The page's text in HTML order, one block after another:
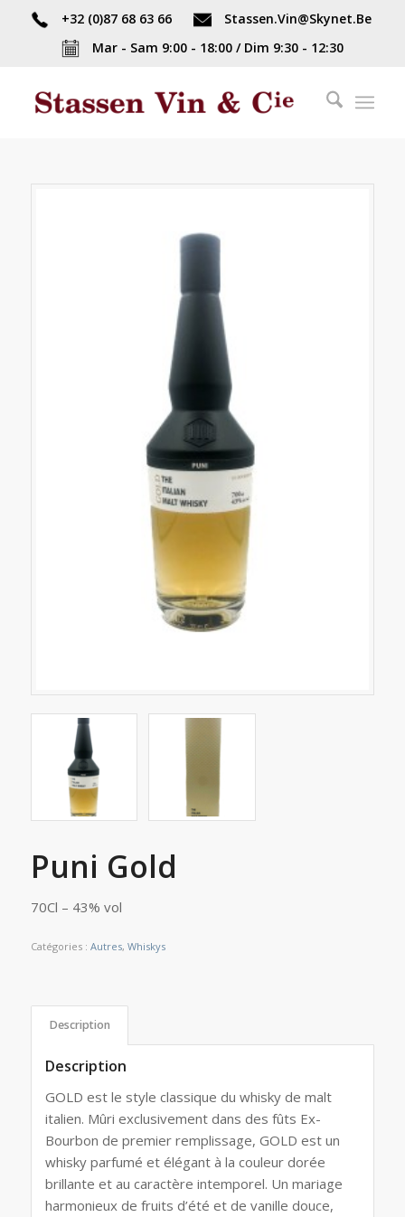
+32 (0)87 68 63 66
Stassen.Vin@Skynet.Be
Mar - Sam 9:00 - 18:00 / Dim 9:30 - 12:30
Puni Gold
70Cl – 43% vol
Catégories : Autres, Whiskys
Description
Description
GOLD est le style classique du whisky de malt
italien. Mûri exclusivement dans des fûts Ex-
Bourbon de premier remplissage, GOLD est un
whisky parfumé et élégant à la couleur dorée
brillante et au caractère intemporel. Un mariage
harmonieux de fruits d’été et de vanille douce,